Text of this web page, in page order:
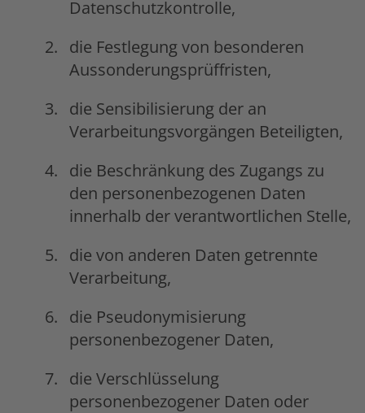
Datenschutzkontrolle,
die Festlegung von besonderen
Aussonderungsprüffristen,
die Sensibilisierung der an
Verarbeitungsvorgängen Beteiligten,
die Beschränkung des Zugangs zu
den personenbezogenen Daten
innerhalb der verantwortlichen Stelle,
die von anderen Daten getrennte
Verarbeitung,
die Pseudonymisierung
personenbezogener Daten,
die Verschlüsselung
personenbezogener Daten oder